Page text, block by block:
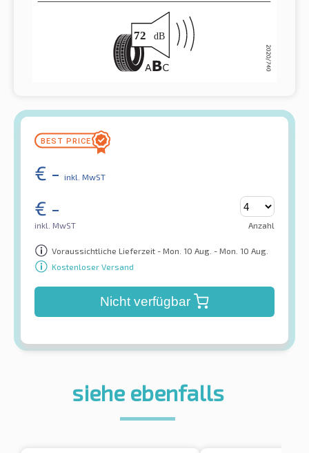
€ - inkl. MwST
€ -
inkl. MwST Anzahl
Voraussichtliche Lieferzeit - Mon. 10 Aug. - Mon. 10 Aug.
Kostenloser Versand
Nicht verfügbar
siehe ebenfalls